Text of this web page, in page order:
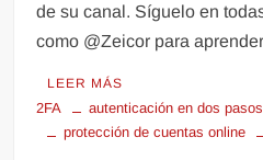
de su canal. Síguelo en
como @Zeicor para
LEER MÁS
2FA autenticación en dos pasos
protección de cuentas online